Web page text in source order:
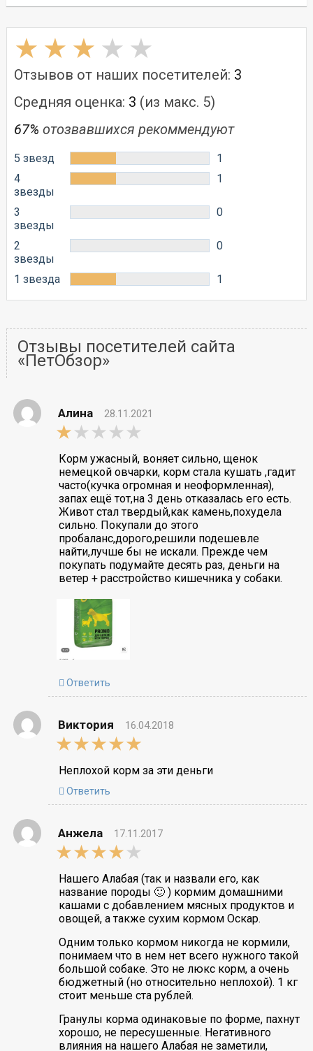
Отзывов от наших посетителей: 3
Средняя оценка: 3 (из макс. 5)
67% отозвавшихся рекоммендуют
5 звезд
1
4
звезды
1
3
звезды
0
2
звезды
0
1 звезда 1
Отзывы посетителей сайта
«ПетОбзор»
Алина
28.11.2021
1,0
rating
Корм ужасный, воняет сильно, щенок
немецкой овчарки, корм стала кушать ,гадит
часто(кучка огромная и неоформленная),
запах ещё тот,на 3 день отказалась его есть.
Живот стал твердый,как камень,похудела
сильно. Покупали до этого
пробаланс,дорого,решили подешевле
найти,лучше бы не искали. Прежде чем
покупать подумайте десять раз, деньги на
ветер + расстройство кишечника у собаки.
Ответить
Виктория
16.04.2018
5,0
rating
Неплохой корм за эти деньги
Ответить
Анжела
17.11.2017
4,0
rating
Нашего Алабая (так и назвали его, как
название породы 🙂 ) кормим домашними
кашами с добавлением мясных продуктов и
овощей, а также сухим кормом Оскар.
Одним только кормом никогда не кормили,
понимаем что в нем нет всего нужного такой
большой собаке. Это не люкс корм, а очень
бюджетный (но относительно неплохой). 1 кг
стоит меньше ста рублей.
Гранулы корма одинаковые по форме, пахнут
хорошо, не пересушенные. Негативного
влияния на нашего Алабая не заметили,